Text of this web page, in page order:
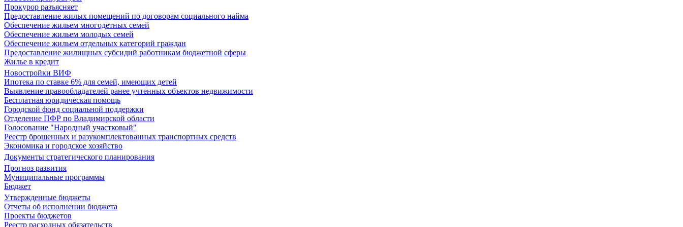
Прокурор разъясняет
Предоставление жилых помещений по договорам социального найма
Обеспечение жильем многодетных семей
Обеспечение жильем молодых семей
Обеспечение жильем отдельных категорий граждан
Предоставление жилищных субсидий работникам бюджетной сферы
Жилье в кредит
Новостройки ВИФ
Ипотека по ставке 6% для семей, имеющих детей
Выявление правообладателей ранее учтенных объектов недвижимости
Бесплатная юридическая помощь
Городской фонд социальной поддержки
Отделение ПФР по Владимирской области
Голосование "Народный участковый"
Реестр брошенных и разукомплектованных транспортных средств
Экономика и городское хозяйство
Документы стратегического планирования
Прогноз развития
Муниципальные программы
Бюджет
Утвержденные бюджеты
Отчеты об исполнении бюджета
Проекты бюджетов
Реестр расходных обязательств